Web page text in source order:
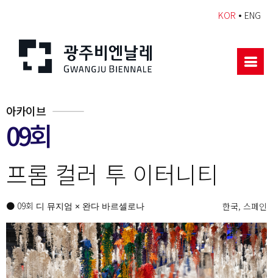
KOR • ENG
아카이브
09회
프롬 컬러 투 이터니티
● 09회 디 뮤지엄 × 완다 바르셀로나 한국, 스페인